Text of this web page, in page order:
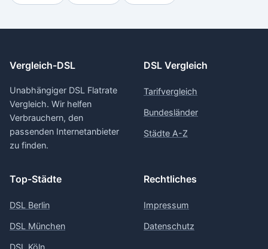
Vergleich-DSL
Unabhängiger DSL Flatrate
Vergleich. Wir helfen
Verbrauchern, den
passenden Internetanbieter
zu finden.
DSL Vergleich
Tarifvergleich
Bundesländer
Städte A-Z
Top-Städte
DSL Berlin
DSL München
Rechtliches
Impressum
Datenschutz